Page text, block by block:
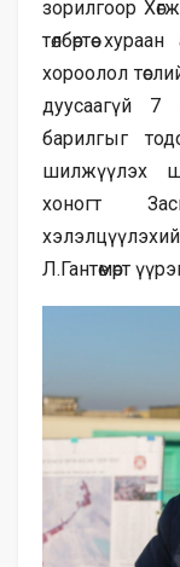
зорилгоор
төлбөртөө
хороолол
дуусаагүй
барилгыг
шилжүүлэх
хоногт
Л.Гантөмөрт